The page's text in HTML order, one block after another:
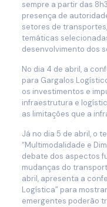
sempre a partir das
presença de
setores de
temáticas
desenvolvimento dos
No dia 4 de abril, a
para Gargalos
os investimentos e
infraestrutura e
as limitações que a
Já no dia 5 de abril, o
“Multimodalidade e
debate dos aspectos
mudanças do
abril, apresenta a
Logística” para
emergentes poderão